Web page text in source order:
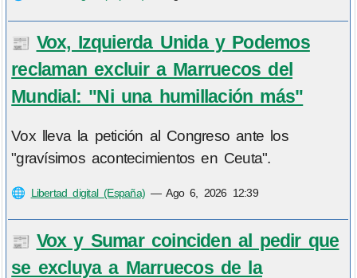
📰 Vox, Izquierda Unida y Podemos
reclaman excluir a Marruecos del
Mundial: "Ni una humillación más"
Vox lleva la petición al Congreso ante los
"gravísimos acontecimientos en Ceuta".
🌐 Libertad digital (España) —Ago 6, 2026 12:39
📰 Vox y Sumar coinciden al pedir que
se excluya a Marruecos de la